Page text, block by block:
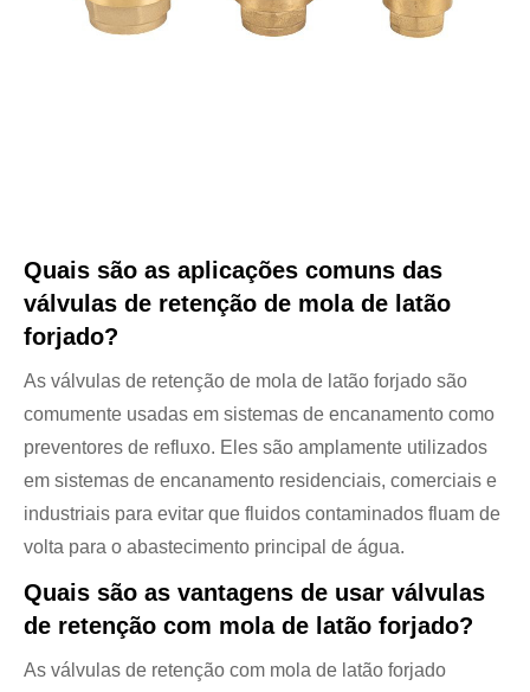
Quais são as aplicações comuns das
válvulas de retenção de mola de latão
forjado?
As válvulas de retenção de mola de latão forjado são
comumente usadas em sistemas de encanamento como
preventores de refluxo. Eles são amplamente utilizados
em sistemas de encanamento residenciais, comerciais e
industriais para evitar que fluidos contaminados fluam de
volta para o abastecimento principal de água.
Quais são as vantagens de usar válvulas
de retenção com mola de latão forjado?
As válvulas de retenção com mola de latão forjado